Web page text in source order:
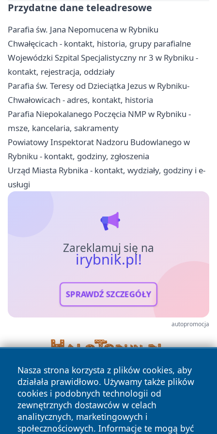
Przydatne dane teleadresowe
Parafia św. Jana Nepomucena w Rybniku
Chwałęcicach - kontakt, historia, grupy parafialne
Wojewódzki Szpital Specjalistyczny nr 3 w Rybniku -
kontakt, rejestracja, oddziały
Parafia św. Teresy od Dzieciątka Jezus w Rybniku-
Chwałowicach - adres, kontakt, historia
Parafia Niepokalanego Poczęcia NMP w Rybniku -
msze, kancelaria, sakramenty
Powiatowy Inspektorat Nadzoru Budowlanego w
Rybniku - kontakt, godziny, zgłoszenia
Urząd Miasta Rybnika - kontakt, wydziały, godziny i e-
usługi
Zareklamuj się na
irybnik.pl!
SPRAWDŹ SZCZEGÓŁY
autopromocja
Nasza strona korzysta z plików cookies, aby
działała prawidłowo. Używamy także plików
cookies i podobnych technologii od
zewnętrznych dostawców w celach
analitycznych, marketingowych i
społecznościowych. Informacje te mogą być